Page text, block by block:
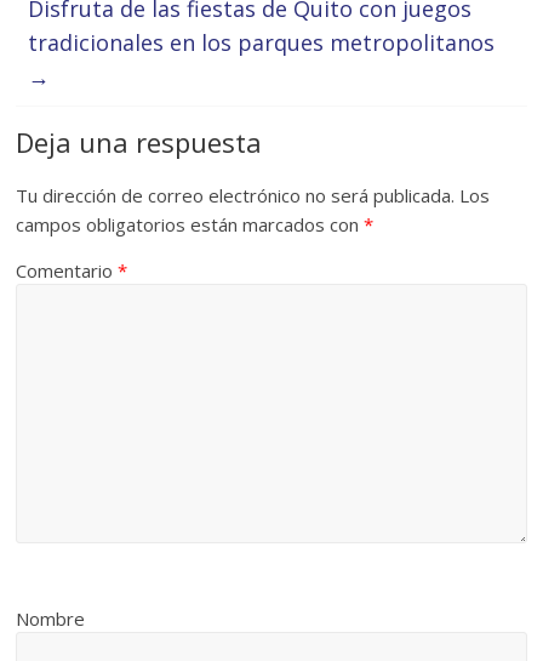
Disfruta de las fiestas de Quito con juegos
tradicionales en los parques metropolitanos
→
Deja una respuesta
Tu dirección de correo electrónico no será publicada. Los
campos obligatorios están marcados con*
Comentario*
Nombre